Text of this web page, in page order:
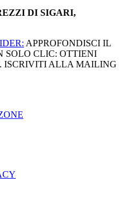
DI SIGARI,
APPROFONDISCI IL
SOLO CLIC: OTTIENI
ISCRIVITI ALLA MAILING